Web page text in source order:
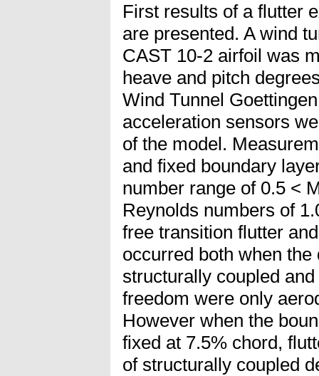
First results of a flutter
are presented. A wind
CAST 10-2 airfoil was
heave and pitch
Wind Tunnel
acceleration sensors
of the model.
and fixed boundary
number range of 0.5 <
Reynolds numbers of
free transition flutter
occurred both when
structurally coupled
freedom were only
However when the
fixed at 7.5% chord,
of structurally coupled